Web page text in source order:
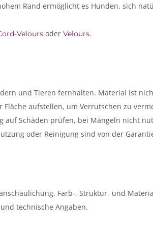
Rand ermöglicht es Hunden, sich
Velours oder Velours.
und Tieren fernhalten. Material ist
aufstellen, um Verrutschen zu
Schäden prüfen, bei Mängeln nicht
oder Reinigung sind von der
Farb-, Struktur- und
technische Angaben.